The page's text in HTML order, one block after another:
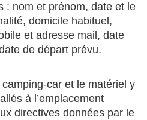
: nom et prénom, date et le
domicile habituel,
et adresse mail, date
de départ prévu.
car et le matériel y
à l’emplacement
directives données par le